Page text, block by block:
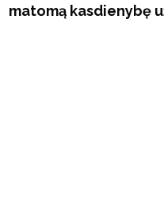
matomą kasdienybę